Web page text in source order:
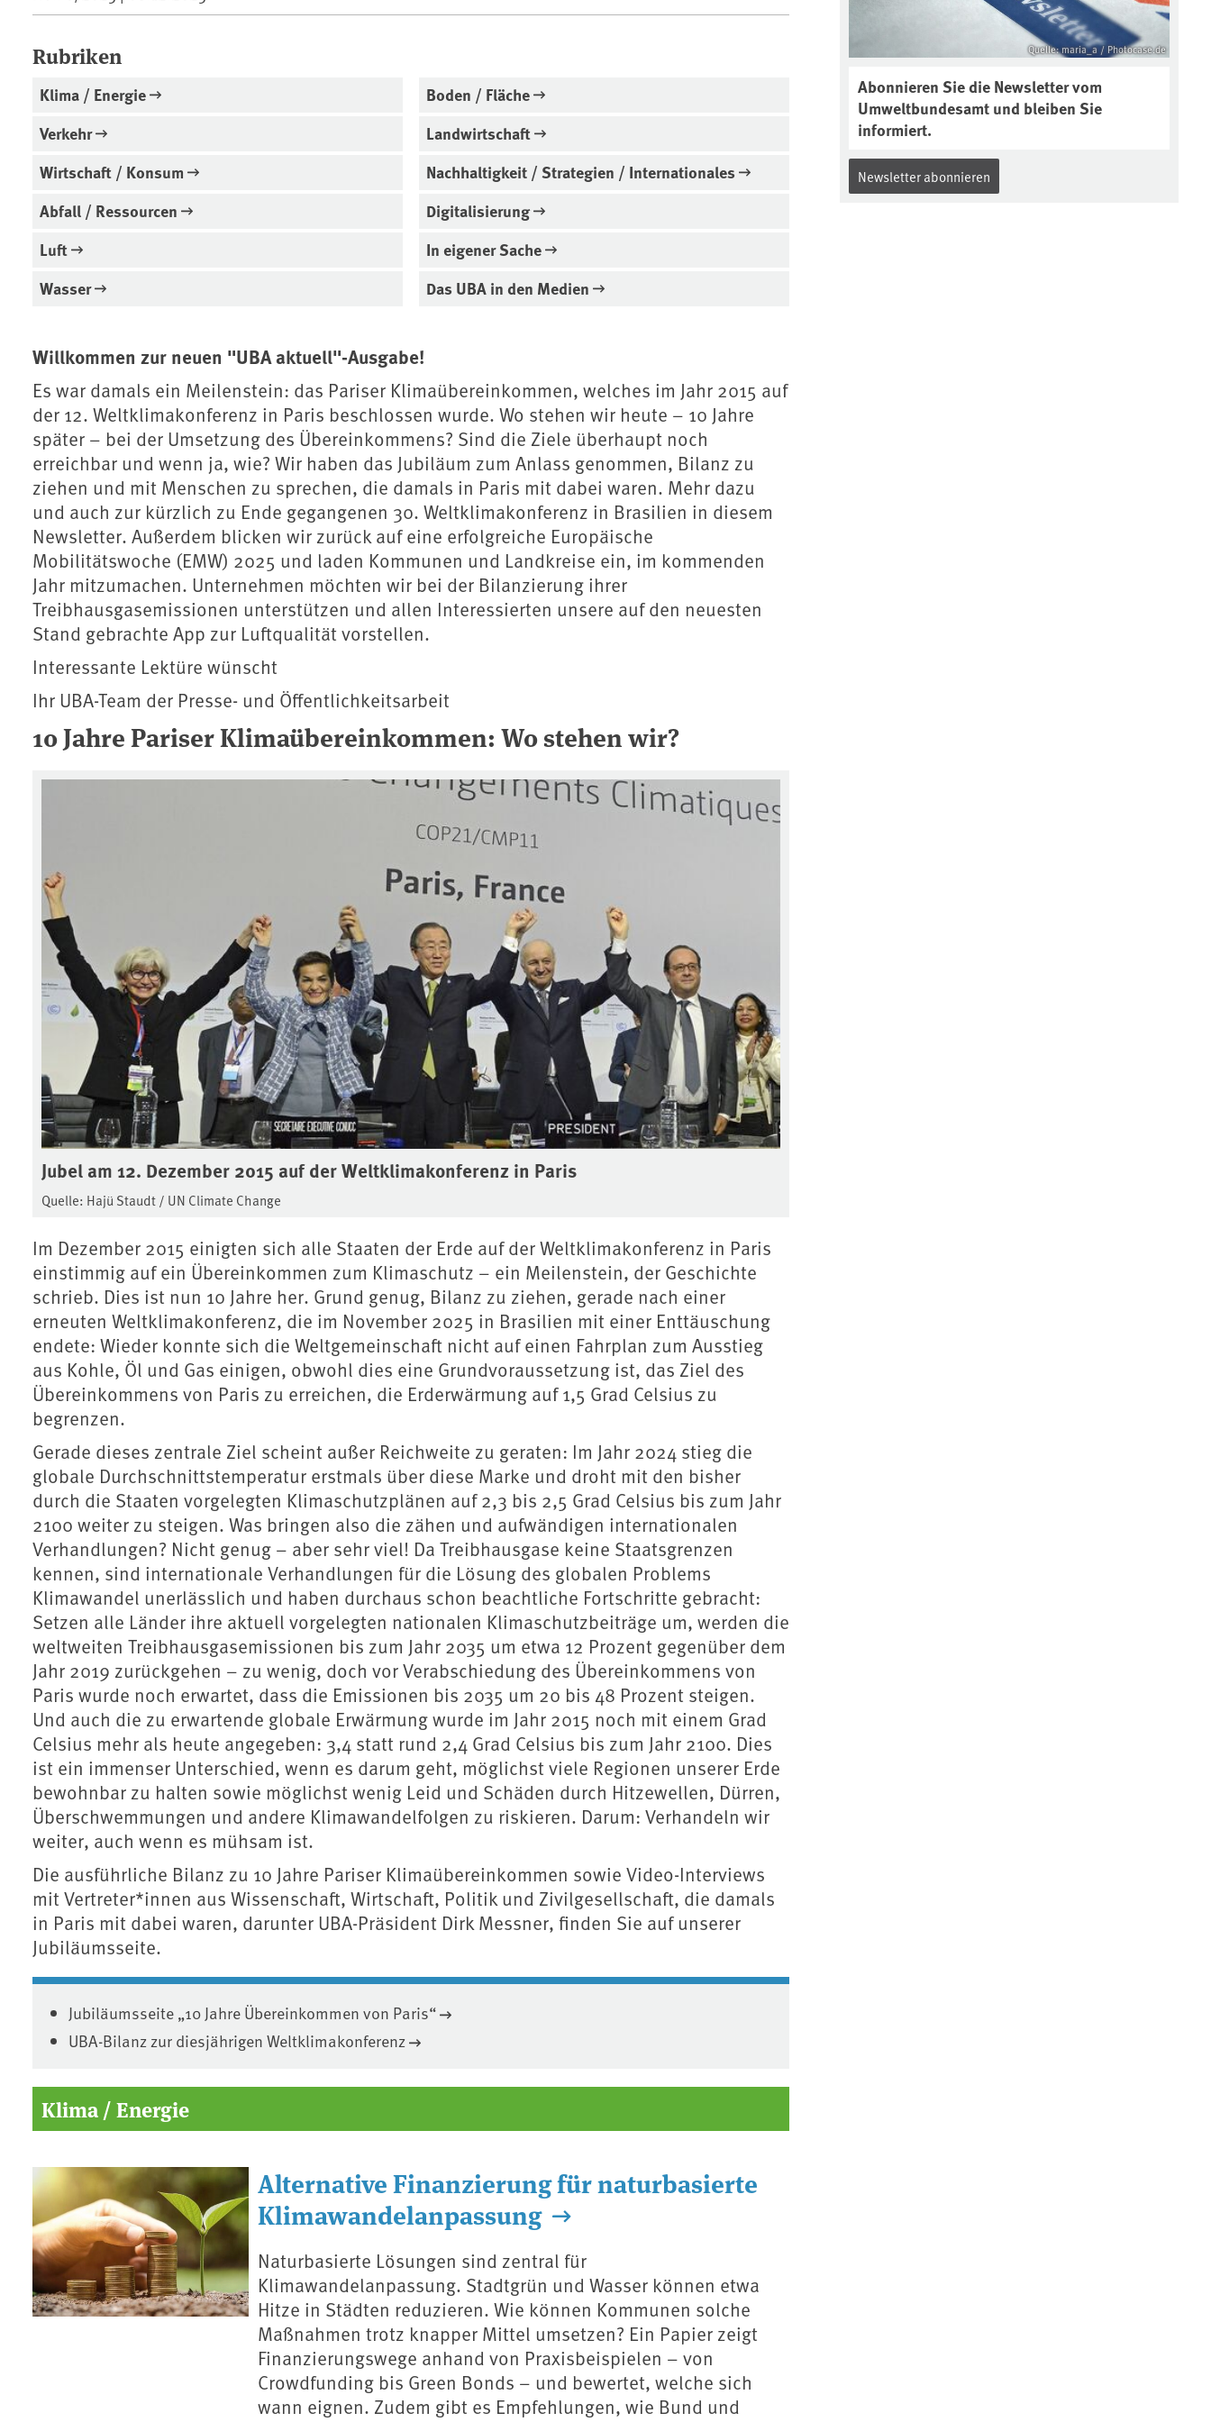
Rubriken
Klima / Energie
Verkehr
Wirtschaft / Konsum
Abfall / Ressourcen
Luft
Wasser
Boden / Fläche
Landwirtschaft
Nachhaltigkeit / Strategien / Internationales
Digitalisierung
In eigener Sache
Das UBA in den Medien
Willkommen zur neuen "UBA aktuell"-Ausgabe!
Es war damals ein Meilenstein: das Pariser Klimaübereinkommen, welches im Jahr 2015 auf
der 12. Weltklimakonferenz in Paris beschlossen wurde. Wo stehen wir heute – 10 Jahre
später – bei der Umsetzung des Übereinkommens? Sind die Ziele überhaupt noch
erreichbar und wenn ja, wie? Wir haben das Jubiläum zum Anlass genommen, Bilanz zu
ziehen und mit Menschen zu sprechen, die damals in Paris mit dabei waren. Mehr dazu
und auch zur kürzlich zu Ende gegangenen 30. Weltklimakonferenz in Brasilien in diesem
Newsletter. Außerdem blicken wir zurück auf eine erfolgreiche Europäische
Mobilitätswoche (EMW) 2025 und laden Kommunen und Landkreise ein, im kommenden
Jahr mitzumachen. Unternehmen möchten wir bei der Bilanzierung ihrer
Treibhausgasemissionen unterstützen und allen Interessierten unsere auf den neuesten
Stand gebrachte App zur Luftqualität vorstellen.
Interessante Lektüre wünscht
Ihr UBA-Team der Presse- und Öffentlichkeitsarbeit
10 Jahre Pariser Klimaübereinkommen: Wo stehen wir?
Jubel am 12. Dezember 2015 auf der Weltklimakonferenz in Paris
Quelle: Hajü Staudt / UN Climate Change
Im Dezember 2015 einigten sich alle Staaten der Erde auf der Weltklimakonferenz in Paris
einstimmig auf ein Übereinkommen zum Klimaschutz – ein Meilenstein, der Geschichte
schrieb. Dies ist nun 10 Jahre her. Grund genug, Bilanz zu ziehen, gerade nach einer
erneuten Weltklimakonferenz, die im November 2025 in Brasilien mit einer Enttäuschung
endete: Wieder konnte sich die Weltgemeinschaft nicht auf einen Fahrplan zum Ausstieg
aus Kohle, Öl und Gas einigen, obwohl dies eine Grundvoraussetzung ist, das Ziel des
Übereinkommens von Paris zu erreichen, die Erderwärmung auf 1,5 Grad Celsius zu
begrenzen.
Gerade dieses zentrale Ziel scheint außer Reichweite zu geraten: Im Jahr 2024 stieg die
globale Durchschnittstemperatur erstmals über diese Marke und droht mit den bisher
durch die Staaten vorgelegten Klimaschutzplänen auf 2,3 bis 2,5 Grad Celsius bis zum Jahr
2100 weiter zu steigen. Was bringen also die zähen und aufwändigen internationalen
Verhandlungen? Nicht genug – aber sehr viel! Da Treibhausgase keine Staatsgrenzen
kennen, sind internationale Verhandlungen für die Lösung des globalen Problems
Klimawandel unerlässlich und haben durchaus schon beachtliche Fortschritte gebracht:
Setzen alle Länder ihre aktuell vorgelegten nationalen Klimaschutzbeiträge um, werden die
weltweiten Treibhausgasemissionen bis zum Jahr 2035 um etwa 12 Prozent gegenüber dem
Jahr 2019 zurückgehen – zu wenig, doch vor Verabschiedung des Übereinkommens von
Paris wurde noch erwartet, dass die Emissionen bis 2035 um 20 bis 48 Prozent steigen.
Und auch die zu erwartende globale Erwärmung wurde im Jahr 2015 noch mit einem Grad
Celsius mehr als heute angegeben: 3,4 statt rund 2,4 Grad Celsius bis zum Jahr 2100. Dies
ist ein immenser Unterschied, wenn es darum geht, möglichst viele Regionen unserer Erde
bewohnbar zu halten sowie möglichst wenig Leid und Schäden durch Hitzewellen, Dürren,
Überschwemmungen und andere Klimawandelfolgen zu riskieren. Darum: Verhandeln wir
weiter, auch wenn es mühsam ist.
Die ausführliche Bilanz zu 10 Jahre Pariser Klimaübereinkommen sowie Video-Interviews
mit Vertreter*innen aus Wissenschaft, Wirtschaft, Politik und Zivilgesellschaft, die damals
in Paris mit dabei waren, darunter UBA-Präsident Dirk Messner, finden Sie auf unserer
Jubiläumsseite.
Jubiläumsseite „10 Jahre Übereinkommen von Paris“
UBA-Bilanz zur diesjährigen Weltklimakonferenz
Klima / Energie
Alternative Finanzierung für naturbasierte
Klimawandelanpassung
Naturbasierte Lösungen sind zentral für
Klimawandelanpassung. Stadtgrün und Wasser können etwa
Hitze in Städten reduzieren. Wie können Kommunen solche
Maßnahmen trotz knapper Mittel umsetzen? Ein Papier zeigt
Finanzierungswege anhand von Praxisbeispielen – von
Crowdfunding bis Green Bonds – und bewertet, welche sich
wann eignen. Zudem gibt es Empfehlungen, wie Bund und
2-interview-die-kuer-der-krume/
Quelle: maria_a / Photocase.de
Abonnieren Sie die Newsletter vom
Umweltbundesamt und bleiben Sie
informiert.
Newsletter abonnieren